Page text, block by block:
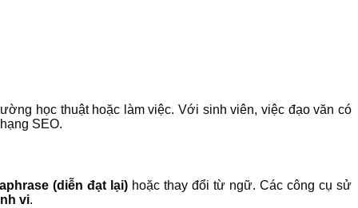
học thuật hoặc làm việc. Với sinh viên, việc đạo văn có
SEO.
(diễn đạt lại) hoặc thay đổi từ ngữ. Các công cụ sử
vi.